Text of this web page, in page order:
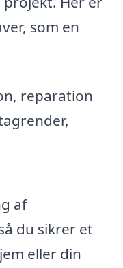
som en
reparation
af
du sikrer et
eller din